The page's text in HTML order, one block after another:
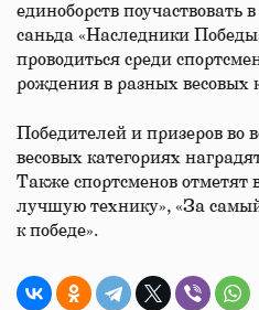
единоборств поучаствовать
саньда «Наследники
проводиться среди
рождения в разных весовых
Победителей и призеров во
весовых категориях
Также спортсменов отметят
лучшую технику», «За
к победе».